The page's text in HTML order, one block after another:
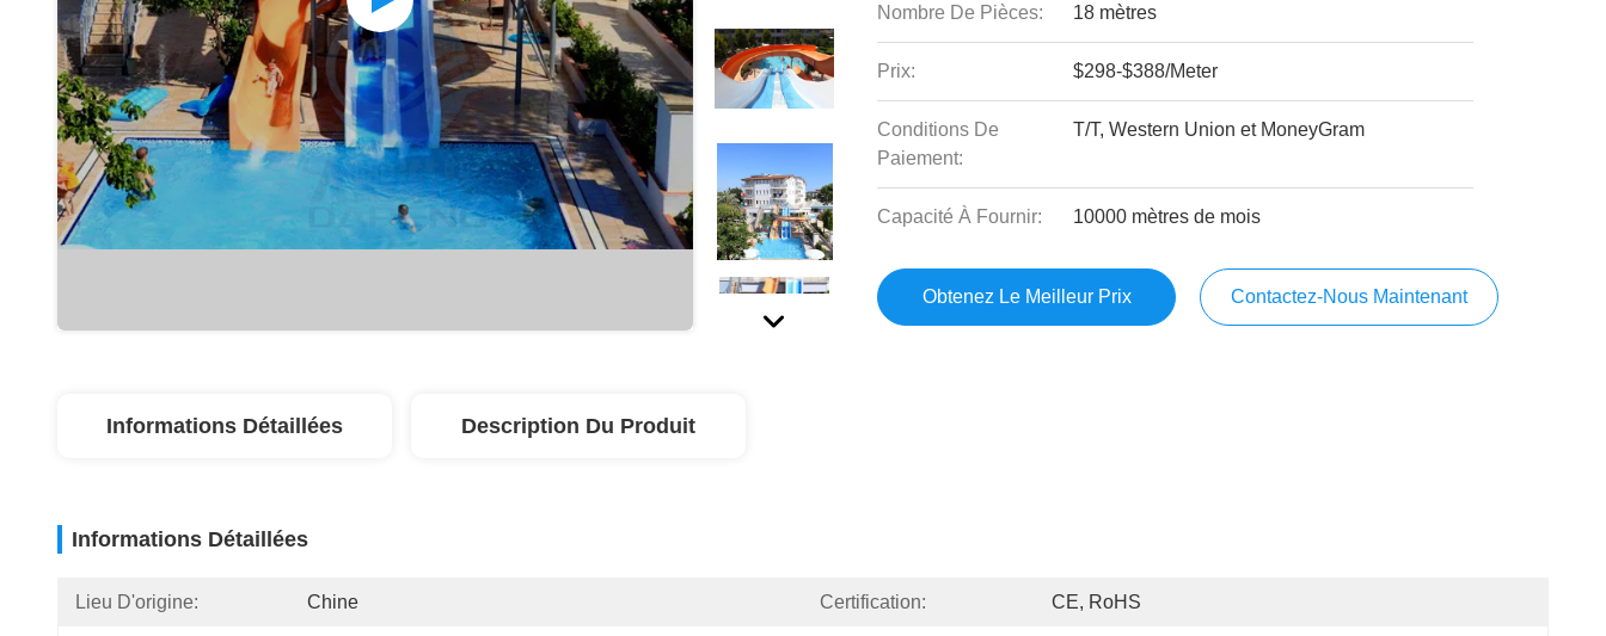
Nombre De Pièces: 18 mètres
Prix: $298-$388/Meter
Conditions De
Paiement:
T/T, Western Union et MoneyGram
Capacité À Fournir: 10000 mètres de mois
Obtenez Le Meilleur Prix Contactez-Nous Maintenant
Informations Détaillées Description Du Produit
Informations Détaillées
Lieu D'origine: Chine Certification: CE, RoHS